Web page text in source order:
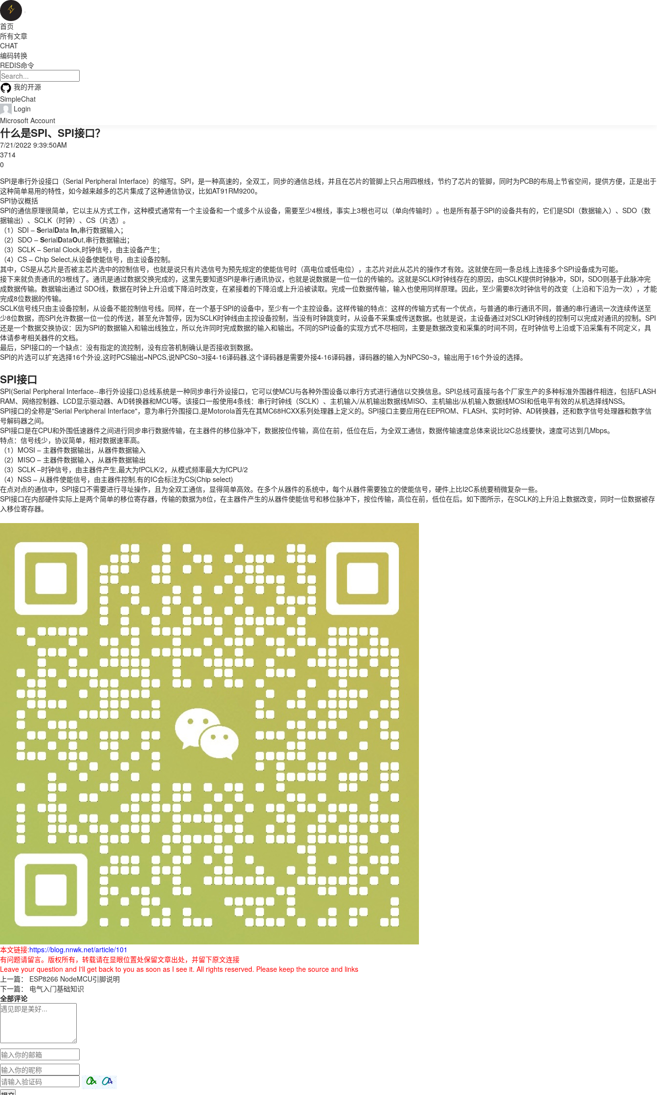
首页
所有文章
CHAT
编码转换
REDIS命令
我的开源
SimpleChat
Login
Microsoft Account
什么是SPI、SPI接口？
7/21/2022 9:39:50AM
3714
0
SPI是串行外设接口（Serial Peripheral Interface）的缩写。SPI，是一种高速的，全双工，同步的通信总线，并且在芯片的管脚上只占用四根线，节约了芯片的管脚，同时为PCB的布局上节省空间，提供方便，正是出于
这种简单易用的特性，如今越来越多的芯片集成了这种通信协议，比如AT91RM9200。
SPI协议概括
SPI的通信原理很简单，它以主从方式工作，这种模式通常有一个主设备和一个或多个从设备，需要至少4根线，事实上3根也可以（单向传输时）。也是所有基于SPI的设备共有的，它们是SDI（数据输入）、SDO（数
据输出）、SCLK（时钟）、CS（片选）。
（1）SDI – SerialData In,串行数据输入；
（2）SDO – SerialDataOut,串行数据输出；
（3）SCLK – Serial Clock,时钟信号，由主设备产生；
（4）CS – Chip Select,从设备使能信号，由主设备控制。
其中，CS是从芯片是否被主芯片选中的控制信号，也就是说只有片选信号为预先规定的使能信号时（高电位或低电位），主芯片对此从芯片的操作才有效。这就使在同一条总线上连接多个SPI设备成为可能。
接下来就负责通讯的3根线了。通讯是通过数据交换完成的，这里先要知道SPI是串行通讯协议，也就是说数据是一位一位的传输的。这就是SCLK时钟线存在的原因，由SCLK提供时钟脉冲，SDI，SDO则基于此脉冲完
成数据传输。数据输出通过 SDO线，数据在时钟上升沿或下降沿时改变，在紧接着的下降沿或上升沿被读取。完成一位数据传输，输入也使用同样原理。因此，至少需要8次时钟信号的改变（上沿和下沿为一次），才能
完成8位数据的传输。
SCLK信号线只由主设备控制，从设备不能控制信号线。同样，在一个基于SPI的设备中，至少有一个主控设备。这样传输的特点：这样的传输方式有一个优点，与普通的串行通讯不同，普通的串行通讯一次连续传送至
少8位数据，而SPI允许数据一位一位的传送，甚至允许暂停，因为SCLK时钟线由主控设备控制，当没有时钟跳变时，从设备不采集或传送数据。也就是说，主设备通过对SCLK时钟线的控制可以完成对通讯的控制。SPI
还是一个数据交换协议：因为SPI的数据输入和输出线独立，所以允许同时完成数据的输入和输出。不同的SPI设备的实现方式不尽相同，主要是数据改变和采集的时间不同，在时钟信号上沿或下沿采集有不同定义，具
体请参考相关器件的文档。
最后，SPI接口的一个缺点：没有指定的流控制，没有应答机制确认是否接收到数据。
SPI的片选可以扩充选择16个外设,这时PCS输出=NPCS,说NPCS0~3接4-16译码器,这个译码器是需要外接4-16译码器，译码器的输入为NPCS0~3，输出用于16个外设的选择。
SPI接口
SPI(Serial Peripheral Interface--串行外设接口)总线系统是一种同步串行外设接口，它可以使MCU与各种外围设备以串行方式进行通信以交换信息。SPI总线可直接与各个厂家生产的多种标准外围器件相连，包括FLASH
RAM、网络控制器、LCD显示驱动器、A/D转换器和MCU等。该接口一般使用4条线：串行时钟线（SCLK）、主机输入/从机输出数据线MISO、主机输出/从机输入数据线MOSI和低电平有效的从机选择线NSS。
SPI接口的全称是"Serial Peripheral Interface"，意为串行外围接口,是Motorola首先在其MC68HCXX系列处理器上定义的。SPI接口主要应用在EEPROM、FLASH、实时时钟、AD转换器，还和数字信号处理器和数字信
号解码器之间。
SPI接口是在CPU和外围低速器件之间进行同步串行数据传输，在主器件的移位脉冲下，数据按位传输，高位在前，低位在后，为全双工通信，数据传输速度总体来说比I2C总线要快，速度可达到几Mbps。
特点：信号线少，协议简单，相对数据速率高。
（1）MOSI – 主器件数据输出，从器件数据输入
（2）MISO – 主器件数据输入，从器件数据输出
（3）SCLK –时钟信号，由主器件产生,最大为fPCLK/2，从模式频率最大为fCPU/2
（4）NSS – 从器件使能信号，由主器件控制,有的IC会标注为CS(Chip select)
在点对点的通信中，SPI接口不需要进行寻址操作，且为全双工通信，显得简单高效。在多个从器件的系统中，每个从器件需要独立的使能信号，硬件上比I2C系统要稍微复杂一些。
SPI接口在内部硬件实际上是两个简单的移位寄存器，传输的数据为8位，在主器件产生的从器件使能信号和移位脉冲下，按位传输，高位在前，低位在后。如下图所示，在SCLK的上升沿上数据改变，同时一位数据被存
入移位寄存器。
本文链接:https://blog.nnwk.net/article/101
有问题请留言。版权所有，转载请在显眼位置处保留文章出处，并留下原文连接
Leave your question and I'll get back to you as soon as I see it. All rights reserved. Please keep the source and links
上一篇： ESP8266 NodeMCU引脚说明
下一篇： 电气入门基础知识
全部评论